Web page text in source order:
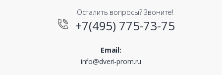
Осталить вопросы? Звоните!
+7(495) 775-73-75
Email:
info@dveri-prom.ru